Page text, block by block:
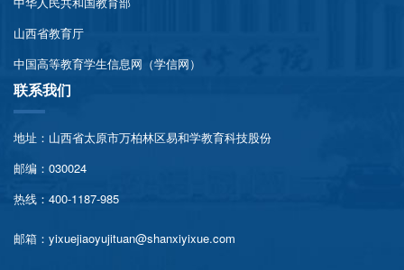
山西省教育厅
中国高等教育学生信息网（学信网）
联系我们
地址：山西省太原市万柏林区易和学教育科技股份
邮编：030024
热线：400-1187-985
邮箱：yixuejiaoyujituan@shanxiyixue.com